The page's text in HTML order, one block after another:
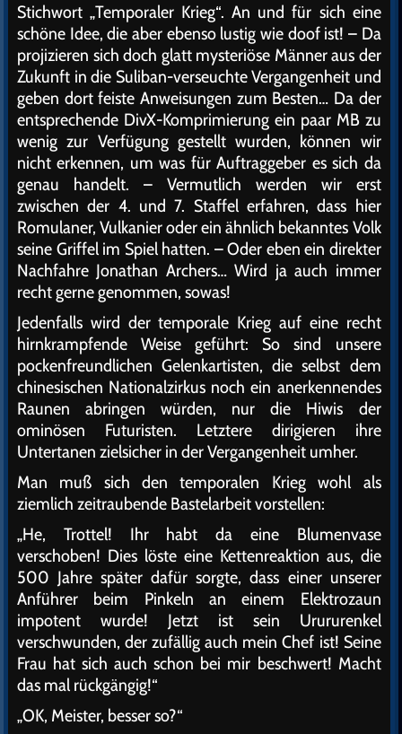
Stichwort „Temporaler Krieg“. An und für sich eine
schöne Idee, die aber ebenso lustig wie doof ist! – Da
projizieren sich doch glatt mysteriöse Männer aus der
Zukunft in die Suliban-verseuchte Vergangenheit und
geben dort feiste Anweisungen zum Besten… Da der
entsprechende DivX-Komprimierung ein paar MB zu
wenig zur Verfügung gestellt wurden, können wir
nicht erkennen, um was für Auftraggeber es sich da
genau handelt. – Vermutlich werden wir erst
zwischen der 4. und 7. Staffel erfahren, dass hier
Romulaner, Vulkanier oder ein ähnlich bekanntes Volk
seine Griffel im Spiel hatten. – Oder eben ein direkter
Nachfahre Jonathan Archers… Wird ja auch immer
recht gerne genommen, sowas!
Jedenfalls wird der temporale Krieg auf eine recht
hirnkrampfende Weise geführt: So sind unsere
pockenfreundlichen Gelenkartisten, die selbst dem
chinesischen Nationalzirkus noch ein anerkennendes
Raunen abringen würden, nur die Hiwis der
ominösen Futuristen. Letztere dirigieren ihre
Untertanen zielsicher in der Vergangenheit umher.
Man muß sich den temporalen Krieg wohl als
ziemlich zeitraubende Bastelarbeit vorstellen:
„He, Trottel! Ihr habt da eine Blumenvase
verschoben! Dies löste eine Kettenreaktion aus, die
500 Jahre später dafür sorgte, dass einer unserer
Anführer beim Pinkeln an einem Elektrozaun
impotent wurde! Jetzt ist sein Urururenkel
verschwunden, der zufällig auch mein Chef ist! Seine
Frau hat sich auch schon bei mir beschwert! Macht
das mal rückgängig!“
„OK, Meister, besser so?“